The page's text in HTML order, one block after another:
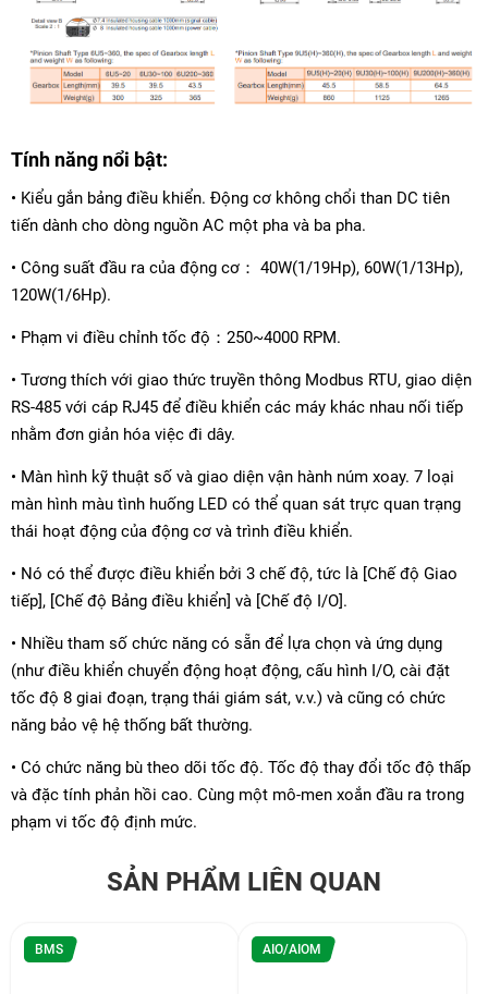
Tính năng nổi bật:
• Kiểu gắn bảng điều khiển. Động cơ không chổi than DC tiên
tiến dành cho dòng nguồn AC một pha và ba pha.
• Công suất đầu ra của động cơ： 40W(1/19Hp), 60W(1/13Hp),
120W(1/6Hp).
• Phạm vi điều chỉnh tốc độ：250~4000 RPM.
• Tương thích với giao thức truyền thông Modbus RTU, giao diện
RS-485 với cáp RJ45 để điều khiển các máy khác nhau nối tiếp
nhằm đơn giản hóa việc đi dây.
• Màn hình kỹ thuật số và giao diện vận hành núm xoay. 7 loại
màn hình màu tình huống LED có thể quan sát trực quan trạng
thái hoạt động của động cơ và trình điều khiển.
• Nó có thể được điều khiển bởi 3 chế độ, tức là [Chế độ Giao
tiếp], [Chế độ Bảng điều khiển] và [Chế độ I/O].
• Nhiều tham số chức năng có sẵn để lựa chọn và ứng dụng
(như điều khiển chuyển động hoạt động, cấu hình I/O, cài đặt
tốc độ 8 giai đoạn, trạng thái giám sát, v.v.) và cũng có chức
năng bảo vệ hệ thống bất thường.
• Có chức năng bù theo dõi tốc độ. Tốc độ thay đổi tốc độ thấp
và đặc tính phản hồi cao. Cùng một mô-men xoắn đầu ra trong
phạm vi tốc độ định mức.
SẢN PHẨM LIÊN QUAN
BMS AIO/AIOM